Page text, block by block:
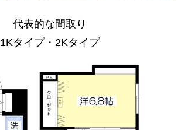
代表的な間取り
1Kタイプ・2Kタイプ